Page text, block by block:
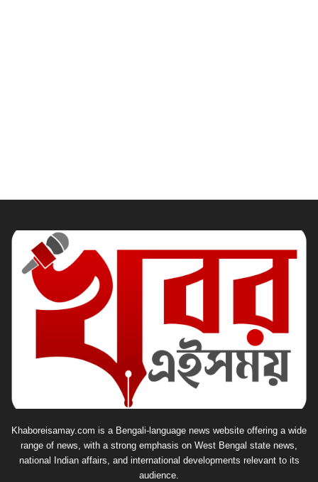
Khaboreisamay.com is a Bengali-language news website offering a wide
range of news, with a strong emphasis on West Bengal state news,
national Indian affairs, and international developments relevant to its
audience.